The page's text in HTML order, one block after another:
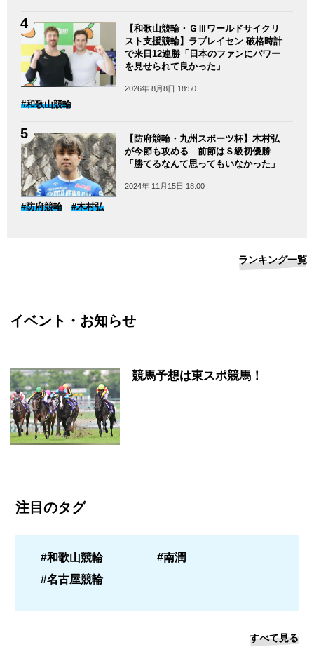
【和歌山競輪・ＧⅢワールドサイクリ
スト支援競輪】ラブレイセン 破格時計
で来日12連勝「日本のファンにパワー
を見せられて良かった」
2026年 8月8日 18:50
#和歌山競輪
【防府競輪・九州スポーツ杯】木村弘
が今節も攻める 前節はＳ級初優勝
「勝てるなんて思ってもいなかった」
2024年 11月15日 18:00
#防府競輪 #木村弘
ランキング一覧
イベント・お知らせ
競馬予想は東スポ競馬！
注目のタグ
#和歌山競輪
#南潤
#名古屋競輪
すべて見る